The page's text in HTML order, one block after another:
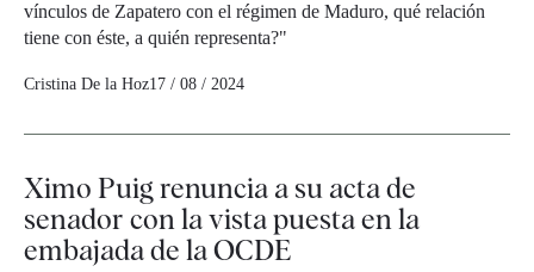
vínculos de Zapatero con el régimen de Maduro, qué relación
tiene con éste, a quién representa?"
Cristina De la Hoz17 / 08 / 2024
Ximo Puig renuncia a su acta de
senador con la vista puesta en la
embajada de la OCDE